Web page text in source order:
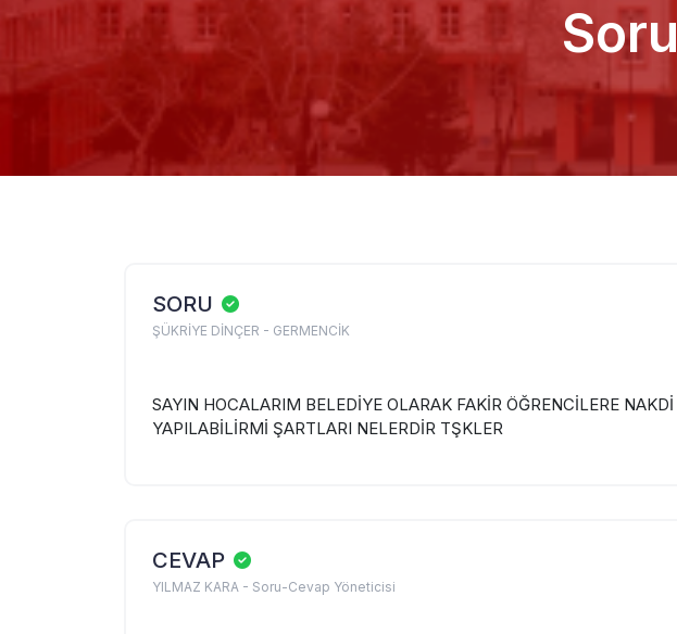
SORU
ŞÜKRİYE DİNÇER - GERMENCİK
SAYIN HOCALARIM BELEDİYE OLARAK FAKİR ÖĞRENCİLERE
YAPILABİLİRMİ ŞARTLARI NELERDİR TŞKLER
CEVAP
YILMAZ KARA - Soru-Cevap Yöneticisi